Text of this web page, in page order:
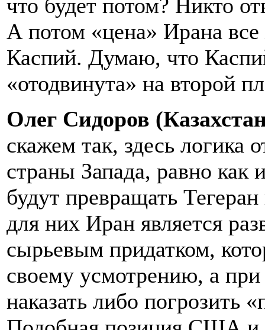
что будет потом? Никто
А потом «цена» Ирана
Каспий. Думаю, что
«отодвинута» на второй
Олег Сидоров
скажем так, здесь логика
страны Запада, равно
будут превращать
для них Иран является
сырьевым придатком,
своему усмотрению, а
наказать либо погрозить